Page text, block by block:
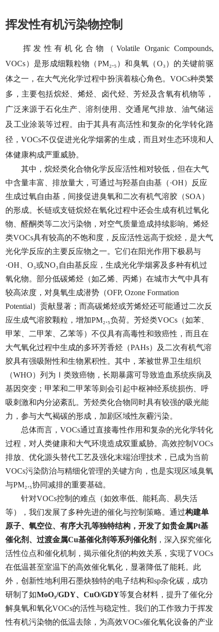
挥发性有机污染物控制
挥发性有机化合物（Volatile Organic Compounds,
VOCs）是形成细颗粒物（PM₂.₅）和臭氧（O₃）的关键前驱
体之一，在大气光化学过程中扮演着核心角色。VOCs种类繁
多，主要包括烷烃、烯烃、卤代烃、芳烃及含氧有机物等，
广泛来源于石化生产、溶剂使用、交通尾气排放、油气储运
及工业涂装等过程。由于其具有高活性和复杂的化学转化路
径，VOCs不仅促进光化学烟雾的生成，而且对生态环境和人
体健康构成严重威胁。
其中，烷烃类化合物化学反应活性相对较低，但在大气
中含量丰富、排放量大，可通过与羟基自由基（·OH）反应
生成过氧自由基，间接促进臭氧和二次有机气溶胶（SOA）
的形成。长链或支链烷烃在氧化过程中还会生成有机过氧化
物、醛酮类等二次污染物，对空气质量造成持续影响。烯烃
类VOCs具有较高的不饱和度，反应活性远高于烷烃，是大气
光化学反应的主要反应物之一。它们在阳光作用下极易与
·OH、O₃或NO₃自由基反应，生成光化学烟雾及多种有机过
氧化物。部分低碳烯烃（如乙烯、丙烯）在城市大气中具有
较高浓度，对臭氧生成潜势（OFP, Ozone Formation
Potential）贡献显著；而高碳烯烃或芳烯烃还可能通过二次反
应生成气溶胶颗粒，增加PM₂.₅负荷。芳烃类VOCs（如苯、
甲苯、二甲苯、乙苯等）不仅具有高毒性和致癌性，而且在
大气氧化过程中生成的多环芳香烃（PAHs）及二次有机气溶
胶具有强吸附性和生物累积性。其中，苯被世界卫生组织
（WHO）列为Ⅰ类致癌物，长期暴露可导致造血系统疾病及
基因突变；甲苯和二甲苯等则会引起中枢神经系统损伤、呼
吸刺激和内分泌紊乱。芳烃类化合物同时具有较强的吸光能
力，参与大气褐碳的形成，加剧区域性灰霾污染。
总体而言，VOCs通过直接毒性作用和复杂的光化学转化
过程，对人类健康和大气环境造成双重威胁。高效控制VOCs
排放、优化源头替代工艺及强化末端治理技术，已成为当前
VOCs污染防治与精细化管理的关键方向，也是实现区域臭氧
与PM₂.₅协同减排的重要基础。
针对VOCs控制的难点（如效率低、能耗高、易失活
等），我们发展了多种先进的催化与控制策略。通过构建单
原子、氧空位、有序大孔等独特结构，开发了如贵金属Pt基
催化剂、过渡金属Cu基催化剂等系列催化剂 ，深入探究催化
活性位点和催化机制，揭示催化剂的构效关系，实现了VOCs
在低温甚至室温下的高效催化氧化，显著降低了能耗。此
外，创新性地利用石墨炔独特的电子结构和sp杂化碳，成功
研制了如MoO₃/GDY、CuO/GDY等复合材料，提升了催化分
解臭氧和氧化VOCs的活性与稳定性。我们的工作致力于挥发
性有机污染物的低温去除，为高效VOCs催化氧化设备的产业